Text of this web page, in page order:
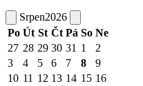
Srpen2026
Po Út St Čt Pá So Ne
27 28 29 30 31 1
2
3
4 5 6 7 8
9
10 11 12 13 14 15 16